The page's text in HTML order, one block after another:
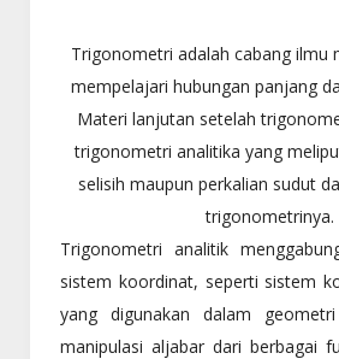
Trigonometri adalah cabang ilmu
mempelajari hubungan panjang
Materi lanjutan setelah
trigonometri analitika yang
selisih maupun perkalian sudut
trigonometrinya.
Trigonometri analitik
sistem koordinat, seperti sistem
yang digunakan dalam
manipulasi aljabar dari berbagai